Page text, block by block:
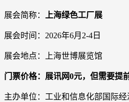
展会简称： 上海绿色工厂展
展会时间：2026年6月2-4日
展会地点：上海世博展览馆
门票价格：展讯网0元，但需要提
主办单位：工业和信息化部国际